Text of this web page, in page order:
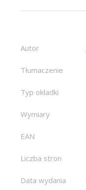
Autor
Tłumaczenie
Typ okładki
Wymiary
EAN
Liczba stron
Data wydania